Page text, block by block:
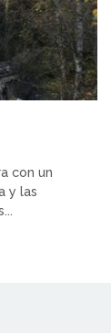
con un
y las